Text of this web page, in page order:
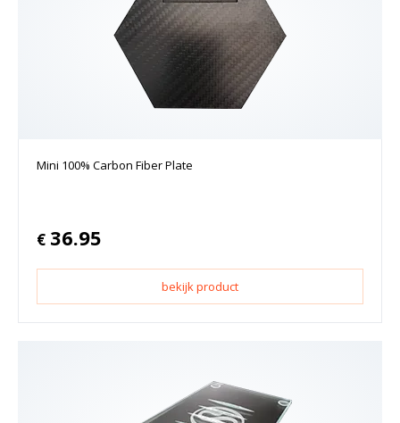
Mini 100% Carbon Fiber Plate
€ 36.95
bekijk product